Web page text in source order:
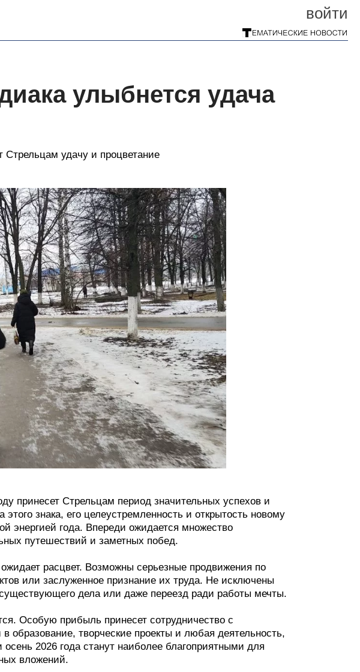
войти
улыбнется удача
удачу и процветание
принесет Стрельцам период значительных успехов и
знака, его целеустремленность и открытость новому
энергией года. Впереди ожидается множество
путешествий и заметных побед.
расцвет. Возможны серьезные продвижения по
или заслуженное признание их труда. Не исключены
дела или даже переезд ради работы мечты.
Особую прибыль принесет сотрудничество с
образование, творческие проекты и любая деятельность,
2026 года станут наиболее благоприятными для
вложений.